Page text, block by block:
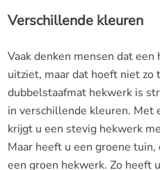
Verschillende kleuren
Vaak denken mensen dat
uitziet, maar dat hoeft niet zo
dubbelstaafmat hekwerk is
in verschillende kleuren. Met
krijgt u een stevig hekwerk
Maar heeft u een groene
een groen hekwerk. Zo heeft